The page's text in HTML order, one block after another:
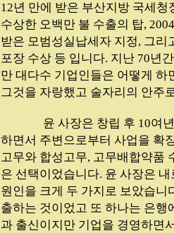
12년 만에 받은 부산지방 국세
수상한 오백만 불 수출의 탑,
받은 모범성실납세자 지정, 그리
포장 수상 등 입니다. 지난 70년
만 대다수 기업인들은 어떻게 하
그것을 자랑했고 술자리의 안주
윤 사장은 창립 후 10여
하면서 주변으로부터 사업을 확
고무와 합성고무, 고무배합약품
은 선택이었습니다. 윤 사장은
원인을 크게 두 가지로 보았습니
출하는 것이었고 또 하나는 은행
과 출신이지만 기업을 경영하면